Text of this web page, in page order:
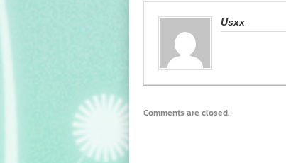
Usxx
Comments are closed.